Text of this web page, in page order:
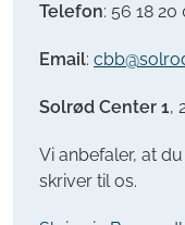
Telefon: 56 18 20
Email:
Solrød Center 1,
Vi anbefaler, at
skriver til os.